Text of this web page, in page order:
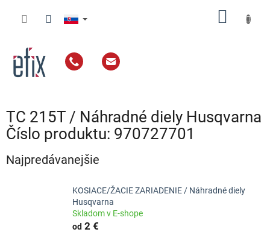
TC 215T / Náhradné diely Husqvarna
Číslo produktu: 970727701
Najpredávanejšie
KOSIACE/ŽACIE ZARIADENIE / Náhradné diely
Husqvarna
Skladom v E-shope
od 2 €